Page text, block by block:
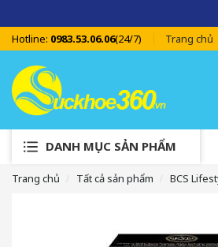
Hotline: 0983.53.06.06(24/7) Trang chủ
DANH MỤC SẢN PHẨM
Trang chủ Tất cả sản phẩm BCS